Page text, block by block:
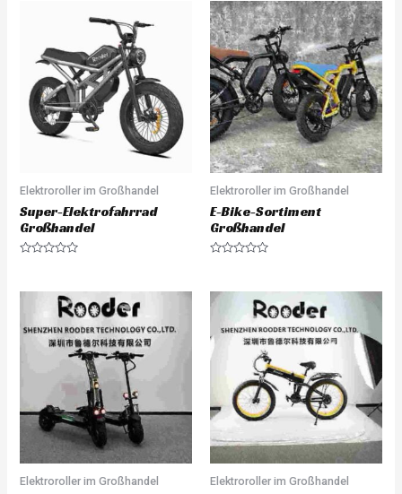
Elektroroller im Großhandel
Super-Elektrofahrrad
Großhandel
o
Elektroroller im Großhandel
E-Bike-Sortiment
Großhandel
d
u
t
o
Elektroroller im Großhandel Elektroroller im Großhandel